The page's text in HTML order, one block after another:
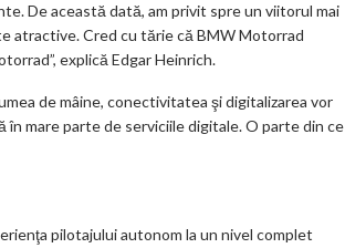
De această dată, am privit spre un viitorul mai
atractive. Cred cu tărie că BMW Motorrad
explică Edgar Heinrich.
de mâine, conectivitatea şi digitalizarea vor
mare parte de serviciile digitale. O parte din ce
pilotajului autonom la un nivel complet